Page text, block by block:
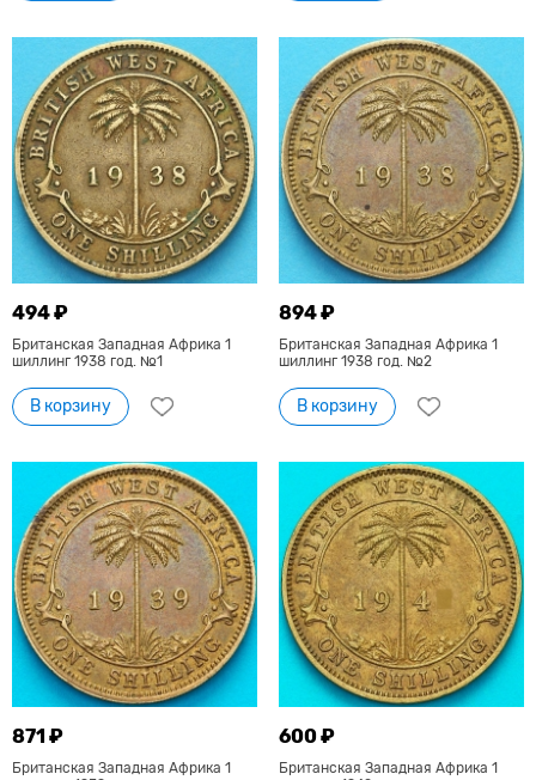
494 ₽
Британская Западная Африка 1
шиллинг 1938 год. №1
В корзину
894 ₽
Британская Западная Африка 1
шиллинг 1938 год. №2
В корзину
871 ₽
Британская Западная Африка 1
600 ₽
Британская Западная Африка 1